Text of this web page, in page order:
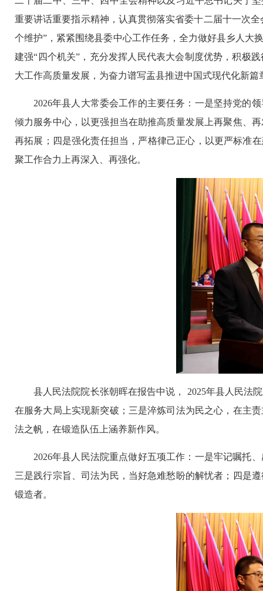
重要讲话重要指示精神，认真贯彻落实省委十二届十一次
个维护”，紧紧围绕县委中心工作任务，全力做好县乡人大
建强“四个机关”，充分发挥人民代表大会制度优势，积极
大工作高质量发展，为奋力谱写盂县推进中国式现代化新篇
2026年县人大常委会工作的主要任务：一是坚持党的
倾力服务中心，以更强担当在助推高质量发展上再聚焦、
再拓展；四是强化责任担当，严格律己正心，以更严标准
聚工作合力上再深入、再强化。
县人民法院院长张朝晖在报告中说， 2025年县人民法
在服务大局上实现新突破；三是淬炼司法为民之心，在主
法之帆，在锻造队伍上涵养新作风。
2026年县人民法院重点做好五项工作：一是牢记嘱托
三是践行宗旨、司法为民，当好急难愁盼的解忧者；四是
锻造者。